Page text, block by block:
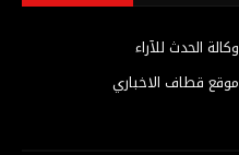
وكالة الحدث للآراء
موقع قطاف الاخباري